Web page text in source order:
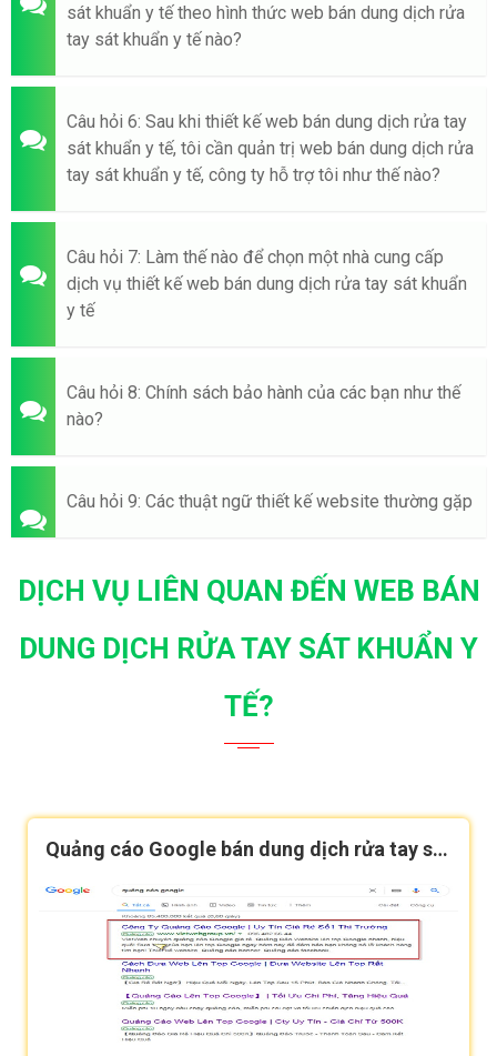
sát khuẩn y tế theo hình thức web bán dung dịch rửa
tay sát khuẩn y tế nào?
Câu hỏi 6: Sau khi thiết kế web bán dung dịch rửa tay
sát khuẩn y tế, tôi cần quản trị web bán dung dịch rửa
tay sát khuẩn y tế, công ty hỗ trợ tôi như thế nào?
Câu hỏi 7: Làm thế nào để chọn một nhà cung cấp
dịch vụ thiết kế web bán dung dịch rửa tay sát khuẩn
y tế
Câu hỏi 8: Chính sách bảo hành của các bạn như thế
nào?
Câu hỏi 9: Các thuật ngữ thiết kế website thường gặp
DỊCH VỤ LIÊN QUAN ĐẾN WEB BÁN
DUNG DỊCH RỬA TAY SÁT KHUẨN Y
TẾ?
Quảng cáo Google bán dung dịch rửa tay sát
khuẩn y tế hiệu quả